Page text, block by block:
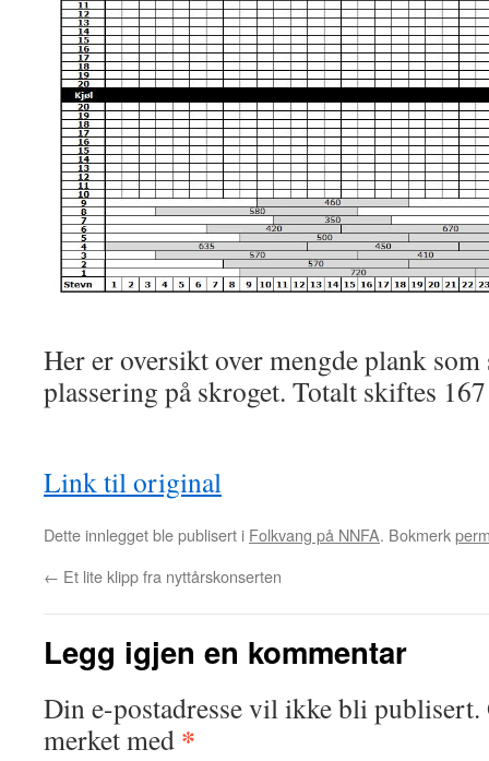
Her er oversikt over mengde plank
plassering på skroget. Totalt skiftes
Link til original
Dette innlegget ble publisert i Folkvang på NNFA. Bokmerk
← Et lite klipp fra nyttårskonserten
Legg igjen en kommentar
Din e-postadresse vil ikke bli publisert.
merket med *